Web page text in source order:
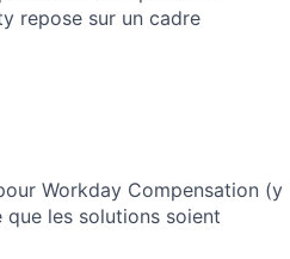
repose sur un cadre
Workday Compensation (y
les solutions soient